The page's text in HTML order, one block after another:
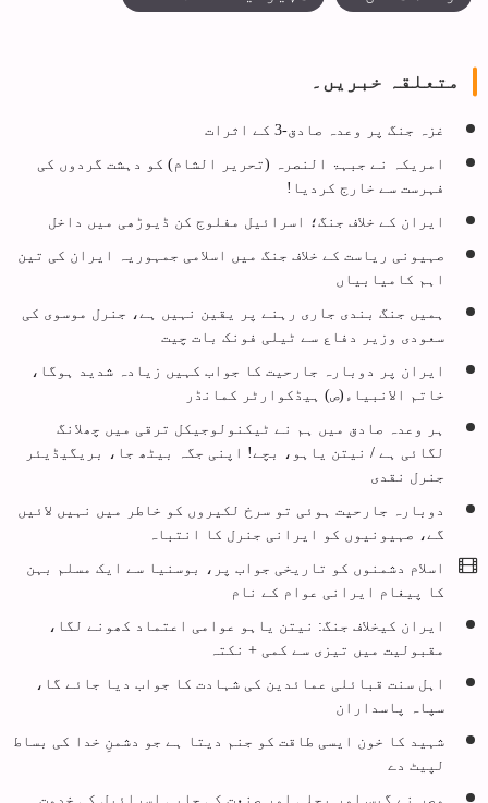
متعلقہ خبریں۔
غزہ جنگ پر وعدہ صادق-3 کے اثرات
امریکہ نے جبہۃ النصرہ (تحریر الشام) کو دہشت گردوں کی
فہرست سے خارج کردیا!
ایران کے خلاف جنگ؛ اسرائیل مفلوج کن ڈیوڑھی میں داخل
صہیونی ریاست کے خلاف جنگ میں اسلامی جمہوریہ ایران کی تین
اہم کامیابیاں
ہمیں جنگ بندی جاری رہنے پر یقین نہیں ہے، جنرل موسوی کی
سعودی وزیر دفاع سے ٹیلی فونک بات چیت
ایران پر دوبارہ جارحیت کا جواب کہیں زیادہ شدید ہوگا،
خاتم الانبیاء(ص) ہیڈکوارٹر کمانڈر
ہر وعدہ صادق میں ہم نے ٹیکنولوجیکل ترقی میں چھلانگ
لگائی ہے / نیتن یاہو، بچے! اپنی جگہ بیٹھ جا، بریگیڈیئر
جنرل نقدی
دوبارہ جارحیت ہوئی تو سرخ لکیروں کو خاطر میں نہیں لائیں
گے، صہیونیوں کو ایرانی جنرل کا انتباہ
اسلام دشمنوں کو تاریخی جواب پر، بوسنیا سے ایک مسلم بہن
کا پیغام ایرانی عوام کے نام
ایران کیخلاف جنگ: نیتن یاہو عوامی اعتماد کھونے لگا،
مقبولیت میں تیزی سے کمی + نکتہ
اہل سنت قبائلی عمائدین کی شہادت کا جواب دیا جائے گا،
سپاہ پاسداران
شہید کا خون ایسی طاقت کو جنم دیتا ہے جو دشمنِ خدا کی بساط
لپیٹ دے
مصر نے گیس اور بجلی اور صنعت کی چابی اسرائیل کی خدمت